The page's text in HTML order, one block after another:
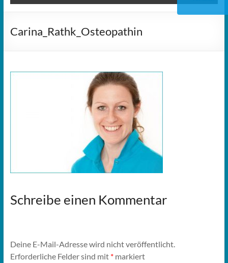
Carina_Rathk_Osteopathin
Schreibe einen Kommentar
Deine E-Mail-Adresse wird nicht veröffentlicht.
Erforderliche Felder sind mit *markiert